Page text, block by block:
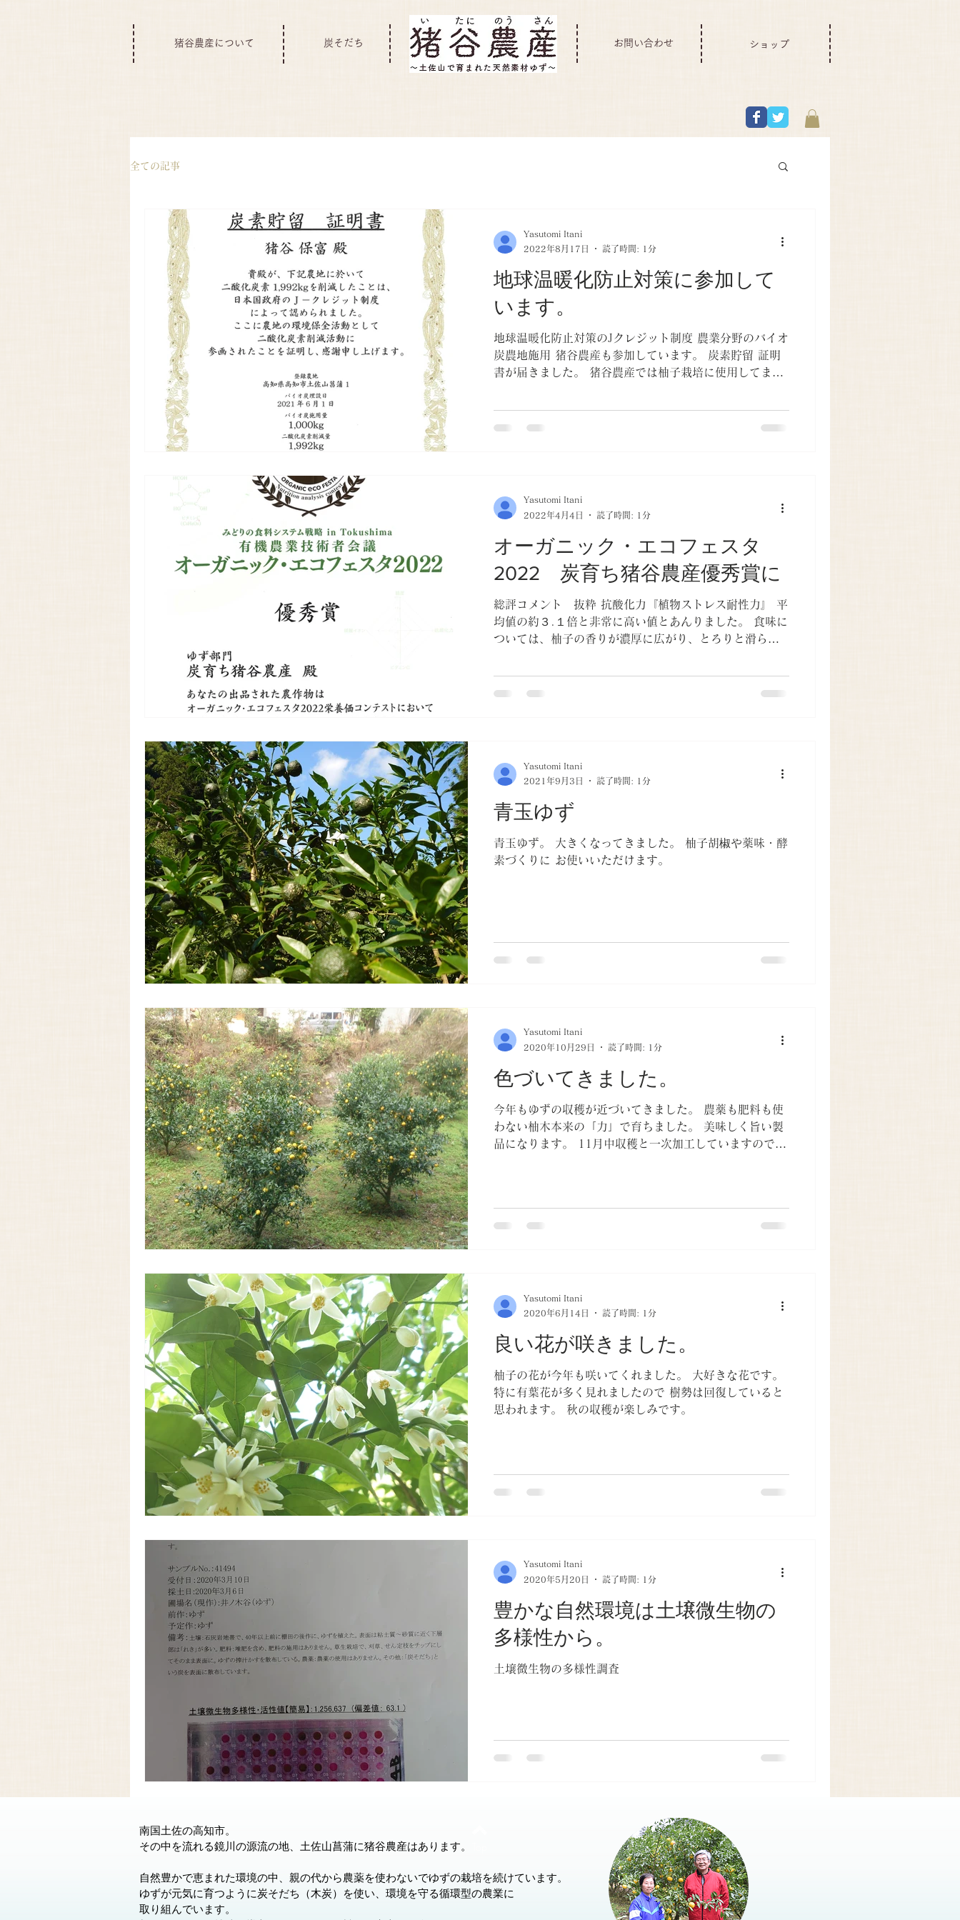
猪谷農産について 炭そだち お問い合わせ ショップ
全ての記事
地球温暖化防止対策に参加して
います。
地球温暖化防止対策のJクレジット制度 農業分野のバイオ
炭農地施用 猪谷農産も参加しています。 炭素貯留 証明
書が届きました。 猪谷農産では柚子栽培に使用してま
Yasutomi Itani
2022年8月17日
読了時間: 1分
オーガニック・エコフェスタ
2022 炭育ち猪谷農産優秀賞に
総評コメント 抜粋 抗酸化力『植物ストレス耐性力』 平
均値の約３.１倍と非常に高い値とあんりました。 食味に
ついては、柚子の香りが濃厚に広がり、とろりと滑らか
い評価を頂きました。
Yasutomi Itani
2022年4月4日
読了時間: 1分
青玉ゆず
青玉ゆず。 大きくなってきました。 柚子胡椒や薬味・酵
素づくりに お使いいただけます。
Yasutomi Itani
2021年9月3日
読了時間: 1分
色づいてきました。
今年もゆずの収穫が近づいてきました。 農薬も肥料も使
わない柚木本来の「力」で育ちました。 美味しく旨い製
品になります。 11月中収穫と一次加工していますので、
Yasutomi Itani
2020年10月29日
読了時間: 1分
良い花が咲きました。
柚子の花が今年も咲いてくれました。 大好きな花です。
特に有葉花が多く見れましたので 樹勢は回復していると
思われます。 秋の収穫が楽しみです。
Yasutomi Itani
2020年6月14日
読了時間: 1分
豊かな自然環境は土壌微生物の
多様性から。
土壌微生物の多様性調査
Yasutomi Itani
2020年5月20日
読了時間: 1分
南国土佐の高知市。
その中を流れる鏡川の源流の地、土佐山菖蒲に猪谷農産はあります。
自然豊かで恵まれた環境の中、親の代から農薬を使わないでゆずの栽培を続けています。
ゆずが元気に育つように炭そだち（木炭）を使い、環境を守る循環型の農業に
取り組んでいます。